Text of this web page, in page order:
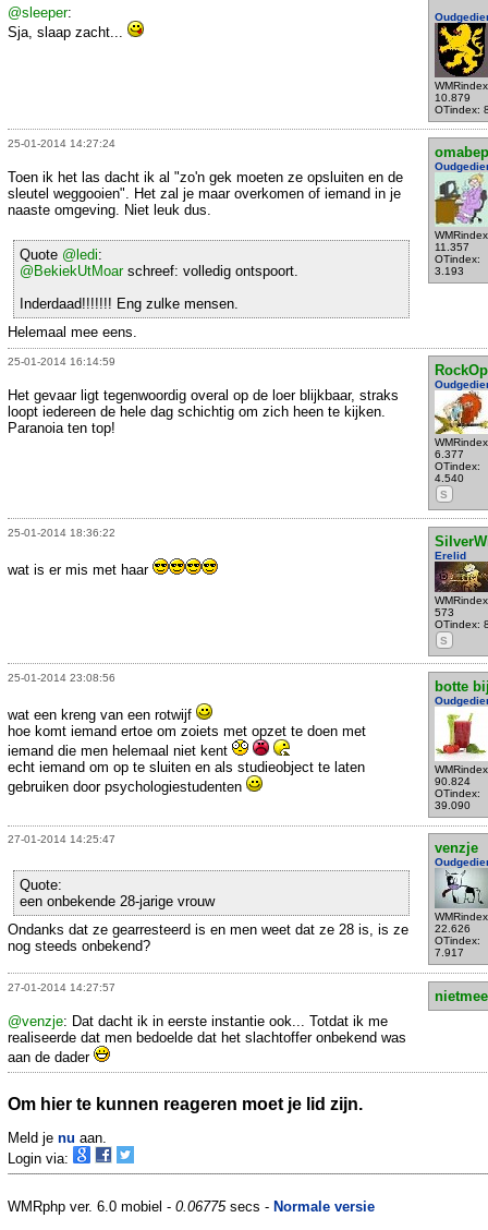
10.879
OTindex:
@sleeper:
Sja, slaap zacht...
25-01-2014 14:27:24
omabep
11.357
OTindex:
3.193
Toen ik het las dacht ik al "zo'n gek moeten ze opsluiten en de
sleutel weggooien". Het zal je maar overkomen of iemand in je
naaste omgeving. Niet leuk dus.
Quote @ledi:
@BekiekUtMoarschreef: volledig ontspoort.
Inderdaad!!!!!!! Eng zulke mensen.
Helemaal mee eens.
25-01-2014 16:14:59
6.377
OTindex:
4.540
S
Het gevaar ligt tegenwoordig overal op de loer blijkbaar, straks
loopt iedereen de hele dag schichtig om zich heen te kijken.
Paranoia ten top!
25-01-2014 18:36:22
Erelid
573
OTindex:
S
wat is er mis met haar
25-01-2014 23:08:56
botte
90.824
OTindex:
39.090
wat een kreng van een rotwijf
hoe komt iemand ertoe om zoiets met opzet te doen met
iemand die men helemaal niet kent
echt iemand om op te sluiten en als studieobject te laten
gebruiken door psychologiestudenten
27-01-2014 14:25:47
venzje
22.626
OTindex:
7.917
Quote:
een onbekende 28-jarige vrouw
Ondanks dat ze gearresteerd is en men weet dat ze 28 is, is ze
nog steeds onbekend?
27-01-2014 14:27:57
@venzje: Dat dacht ik in eerste instantie ook... Totdat ik me
realiseerde dat men bedoelde dat het slachtoffer onbekend was
aan de dader
Om hier te kunnen reageren moet je lid zijn.
Meld je nu aan.
Login via:
WMRphp ver. 6.0 mobiel - 0.06775secs - Normale versie